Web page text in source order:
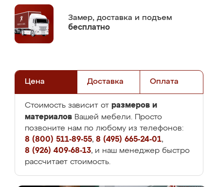
Замер, доставка и подъем
бесплатно
Цена Доставка Оплата
Стоимость зависит от размеров и
материалов Вашей мебели. Просто
позвоните нам по любому из телефонов:
8 (800) 511-89-55, 8 (495) 665-24-01,
8 (926) 409-68-13, и наш менеджер быстро
рассчитает стоимость.